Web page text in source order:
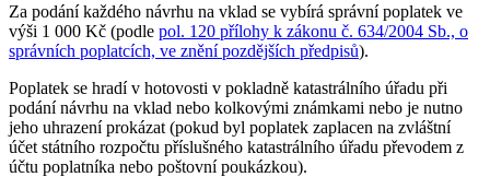
Za podání každého návrhu na vklad se vybírá správní poplatek ve
výši 1 000 Kč (podle pol. 120 přílohy k zákonu č. 634/2004 Sb., o
správních poplatcích, ve znění pozdějších předpisů).
Poplatek se hradí v hotovosti v pokladně katastrálního úřadu při
podání návrhu na vklad nebo kolkovými známkami nebo je nutno
jeho uhrazení prokázat (pokud byl poplatek zaplacen na zvláštní
účet státního rozpočtu příslušného katastrálního úřadu převodem z
účtu poplatníka nebo poštovní poukázkou).